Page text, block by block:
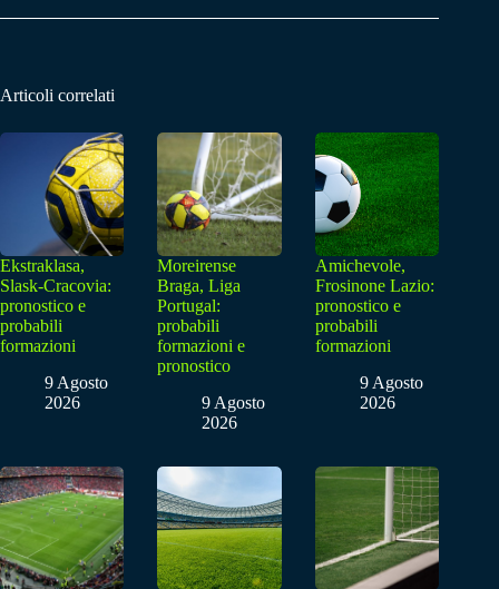
Articoli correlati
Ekstraklasa,
Slask-Cracovia:
pronostico e
probabili
formazioni
9 Agosto
2026
Moreirense
Braga, Liga
Portugal:
probabili
formazioni e
pronostico
9 Agosto
2026
Amichevole,
Frosinone Lazio:
pronostico e
probabili
formazioni
9 Agosto
2026